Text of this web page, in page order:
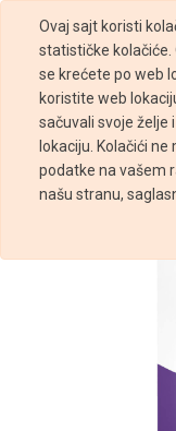
Ovaj sajt koristi
statističke kolačiće.
se krećete po web
koristite web
sačuvali svoje želje
lokaciju. Kolačići
podatke na vašem
našu stranu,
Prodavnica